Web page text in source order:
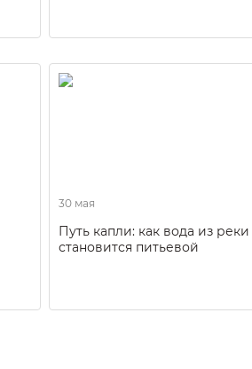
30 мая
Путь капли: как вода из реки
становится питьевой